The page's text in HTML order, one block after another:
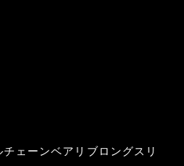
ェーンベアリブロングスリ